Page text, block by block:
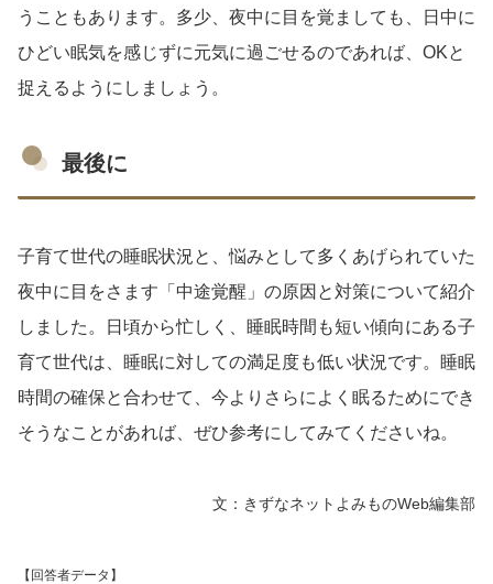
うこともあります。多少、夜中に目を覚ましても、日中に
ひどい眠気を感じずに元気に過ごせるのであれば、OKと
捉えるようにしましょう。
最後に
子育て世代の睡眠状況と、悩みとして多くあげられていた
夜中に目をさます「中途覚醒」の原因と対策について紹介
しました。日頃から忙しく、睡眠時間も短い傾向にある子
育て世代は、睡眠に対しての満足度も低い状況です。睡眠
時間の確保と合わせて、今よりさらによく眠るためにでき
そうなことがあれば、ぜひ参考にしてみてくださいね。
文：きずなネットよみものWeb編集部
【回答者データ】